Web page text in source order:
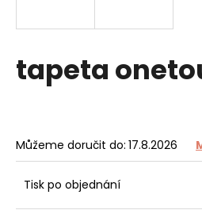
tapeta
Můžeme doručit do: 17.8.2026
Tisk po objednání
í
t